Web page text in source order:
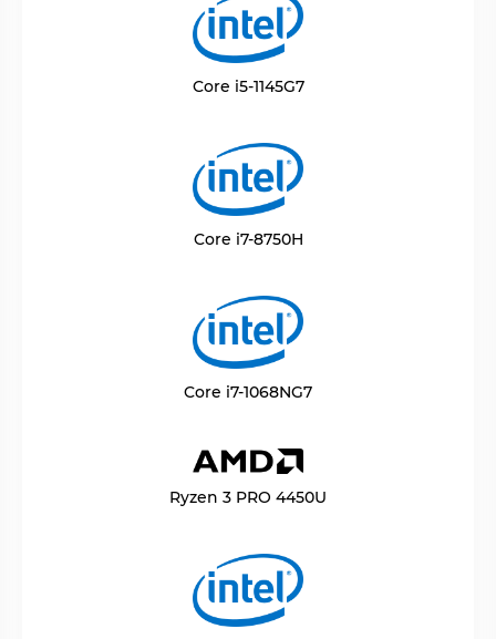
Core i5-1145G7
Core i7-8750H
Core i7-1068NG7
Ryzen 3 PRO 4450U